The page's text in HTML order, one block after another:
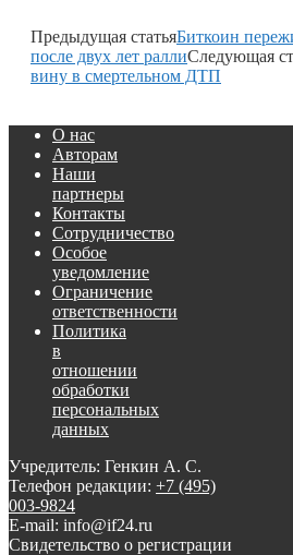
Предыдущая статьяБиткоин
после двух лет раллиСледующая
вину в смертельном ДТП
О нас
Авторам
Наши
партнеры
Контакты
Сотрудничество
Особое
уведомление
Ограничение
ответственности
Политика
в
отношении
обработки
персональных
данных
Учредитель: Генкин А. С.
Телефон редакции: +7 (495)
003-9824
E-mail: info@if24.ru
Свидетельство о регистрации